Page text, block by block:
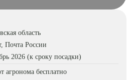
область
Почта России
2026 (к сроку посадки)
агронома бесплатно